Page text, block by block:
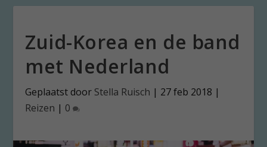
Zuid-Korea en de band
met Nederland
Geplaatst door Stella Ruisch | 27 feb 2018 |
Reizen | 0